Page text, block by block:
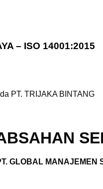
– ISO 14001:2015
PT. TRIJAKA BINTANG
GLOBAL MANAJEMEN